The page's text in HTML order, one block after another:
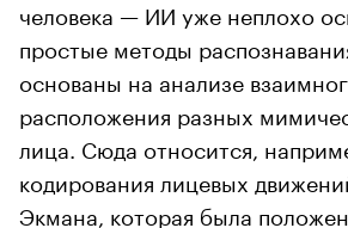
человека — ИИ уже неплохо
простые методы
основаны на анализе
расположения разных
лица. Сюда относится,
кодирования лицевых
Экмана, которая была